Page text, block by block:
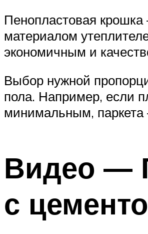
Пенопластовая
материалом
экономичным и
Выбор нужной
пола. Например, если
минимальным, паркета
Видео —
с